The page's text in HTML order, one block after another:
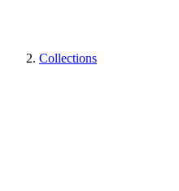
Collections